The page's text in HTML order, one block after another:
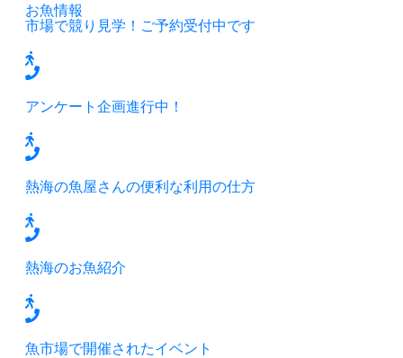
お魚情報
市場で競り見学！ご予約受付中です
アンケート企画進行中！
熱海の魚屋さんの便利な利用の仕方
熱海のお魚紹介
魚市場で開催されたイベント